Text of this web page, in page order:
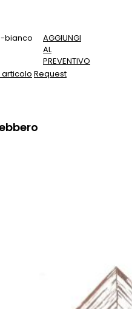
bianco
AGGIUNGI
AL
PREVENTIVO
articolo Request